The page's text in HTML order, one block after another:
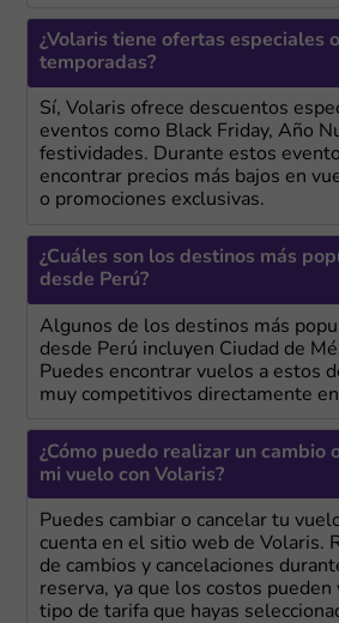
¿Volaris tiene ofertas especiales
temporadas?
Sí, Volaris ofrece descuentos
eventos como Black Friday, Año
festividades. Durante estos
encontrar precios más bajos en
o promociones exclusivas.
¿Cuáles son los destinos más
desde Perú?
Algunos de los destinos más
desde Perú incluyen Ciudad de
Puedes encontrar vuelos a estos
muy competitivos directamente
¿Cómo puedo realizar un cambio
mi vuelo con Volaris?
Puedes cambiar o cancelar tu
cuenta en el sitio web de Volaris.
de cambios y cancelaciones
reserva, ya que los costos pueden
tipo de tarifa que hayas